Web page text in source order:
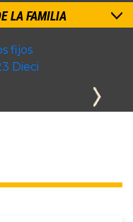
LA FAMILIA